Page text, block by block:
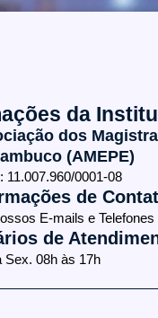
da
dos
(AMEPE)
11.007.960/0001-08
de
E-mails e Telefones
de
Sex. 08h às 17h